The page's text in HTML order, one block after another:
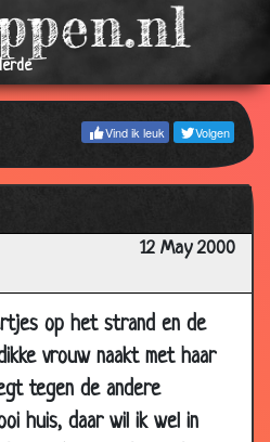
Vind ik leuk Volgen
12 May 2000
op het strand en de
vrouw naakt met haar
tegen de andere
huis, daar wil ik wel in
3.28
3.72
3.47
3.18